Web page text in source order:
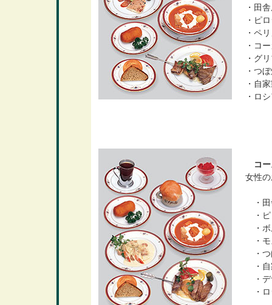
・田
・ピ
・ペ
・コ
・グ
・つ
・自
・ロ
コ
女性
・田
・ピ
・ボ
・モ
・つ
・自
・デ
・ロ